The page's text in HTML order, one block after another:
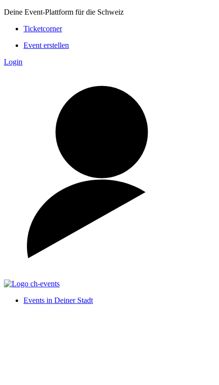
Deine Event-Plattform für die Schweiz
Ticketcorner
Event erstellen
Login
Events in Deiner Stadt